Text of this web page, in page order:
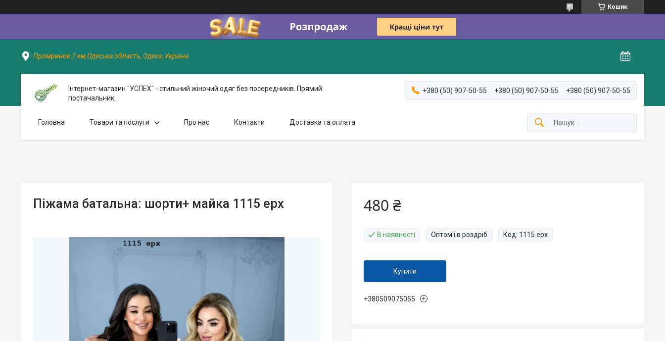
Кошик
Промринок 7 км,Одеська область, Одеса, Україна
Інтернет-магазин "УСПЕХ" - стильний жіночий одяг без посередників. Прямий
постачальник.
+380 (50) 907-50-55 +380 (50) 907-50-55 +380 (50) 907-50-55
Головна Товари та послуги Про нас Контакти Доставка та оплата
Піжама батальна: шорти+ майка 1115 ерх 480 ₴
В наявності Оптом і в роздріб Код: 1115 ерх
Купити
+380509075055